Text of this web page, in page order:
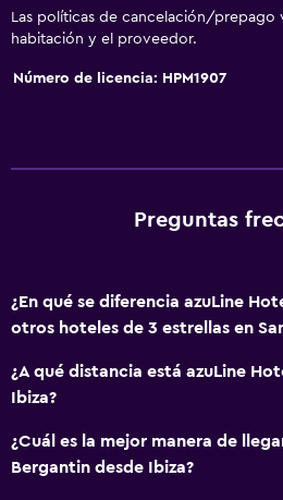
Masajes
Piscina al aire libre
Bicicletas
Tiro con arco
Entretenimiento nocturno
Minigolf
Mesa de billar
Las políticas de cancelación/prepago
habitación y el proveedor.
Número de licencia: HPM1907
Preguntas
¿En qué se diferencia azuLine
otros hoteles de 3 estrellas en
¿A qué distancia está azuLine
Ibiza?
¿Cuál es la mejor manera de
Bergantin desde Ibiza?